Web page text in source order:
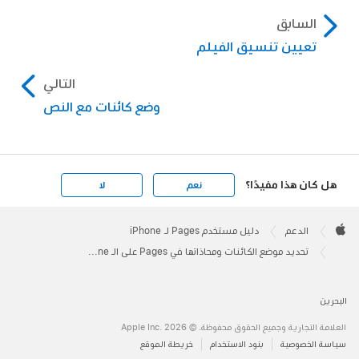
السابق
تعيين تنسيق الفيلم
التالي
وضع كائنات مع النص
هل كان هذا مفيدًا؟ نعم لا
Footer

الدعم دليل مستخدم Pages لـ iPhone
البحرين
العلامة التجارية وجميع الحقوق محفوظة. © 2026 ‏.Apple Inc
سياسة الخصوصية
بنود الاستخدام خريطة الموقع